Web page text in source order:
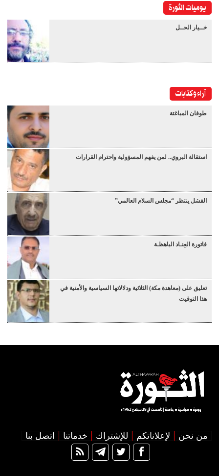
يوميات الثورة
خــيار الحــل
آراء وكتابات
طوفان المباغتة
استقالة البروي.. لمن يفهم المسؤولية واحترام القرارات
الفشل ينتظر “مجلس السلام العالمي”
فاتورة العِنـاد الباهظـة
تعليق على (معاهدة مكة) الثلاثية ودلالاتها السياسية والأمنية في
هذا التوقيت
من نحن لإعلاناتكم للإشتراك خدماتنا اتصل بنا